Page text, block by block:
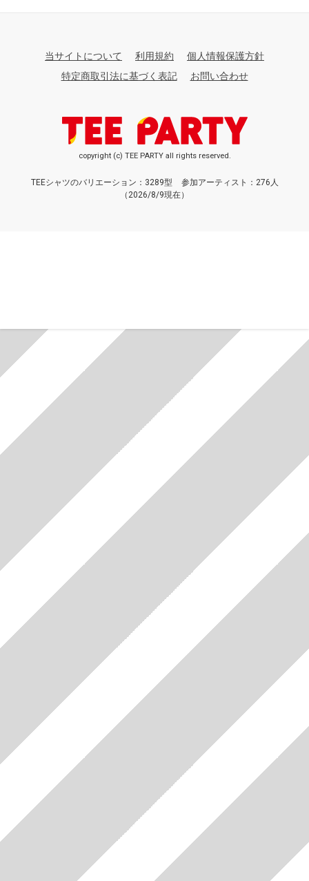
当サイトについて 利用規約
個人情報保護方針
特定商取引法に基づく表記
お問い合わせ
copyright (c) TEE PARTY all rights reserved.
TEEシャツのバリエーション：3289型
参加アーティスト：276人
（2026/8/9現在）